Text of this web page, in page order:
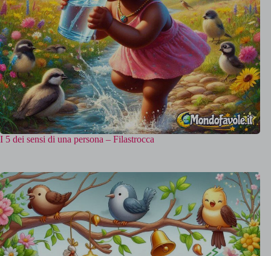
I 5 dei sensi di una persona – Filastrocca